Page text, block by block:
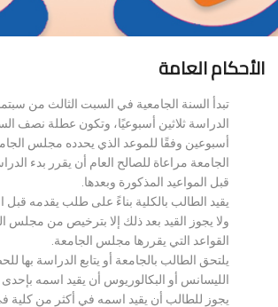
الأحكام العامة
تبدأ السنة الجامعية في السبت الثالث من
الدراسة ثلاثين أسبوعيًا، وتكون عطلة نصف
أسبوعين وفقًا للموعد الذي يحدده مجلس
الجامعة مراعاة للصالح العام أن يقرر بدء
قبل المواعيد المذكورة وبعدها.
يقيد الطالب بالكلية بناءً على طلب يقدمه قبل
ولا يجوز القيد بعد ذلك إلا بترخيص من مجلس
القواعد التي يقررها مجلس الجامعة.
يلتحق الطالب بالجامعة أو يتابع الدراسة بها
الليسانس أو البكالوريوس أن يقيد اسمه بإحدى
يجوز للطالب أن يقيد اسمه في أكثر من كلية